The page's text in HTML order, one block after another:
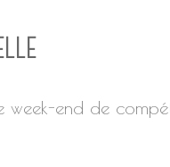
end de